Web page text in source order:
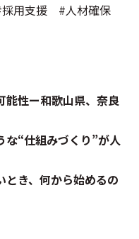
用支援 #人材確保
能性ー和歌山県、奈良
な“仕組みづくり”が人
とき、何から始めるの